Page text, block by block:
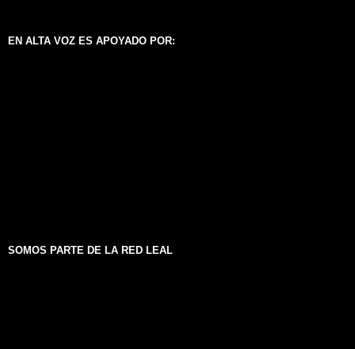
EN ALTA VOZ ES APOYADO POR:
SOMOS PARTE DE LA RED LEAL